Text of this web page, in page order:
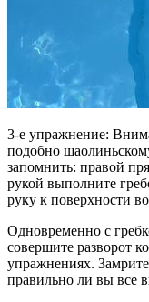
3-е упражнение:
подобно
запомнить: правой
рукой выполните
руку к поверхности
Одновременно с
совершите разворот
упражнениях.
правильно ли вы все